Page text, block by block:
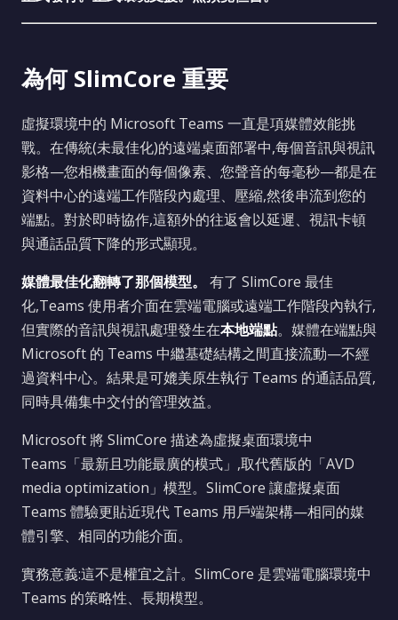
為何 SlimCore 重要
虛擬環境中的 Microsoft Teams 一直是項媒體效能挑
戰。在傳統(未最佳化)的遠端桌面部署中,每個音訊與視訊
影格—您相機畫面的每個像素、您聲音的每毫秒—都是在
資料中心的遠端工作階段內處理、壓縮,然後串流到您的
端點。對於即時協作,這額外的往返會以延遲、視訊卡頓
與通話品質下降的形式顯現。
媒體最佳化翻轉了那個模型。
有了 SlimCore 最佳
化,Teams 使用者介面在雲端電腦或遠端工作階段內執行,
但實際的音訊與視訊處理發生在本地端點。媒體在端點與
Microsoft 的 Teams 中繼基礎結構之間直接流動—不經
過資料中心。結果是可媲美原生執行 Teams 的通話品質,
同時具備集中交付的管理效益。
Microsoft 將 SlimCore 描述為虛擬桌面環境中
Teams「最新且功能最廣的模式」,取代舊版的「AVD
media optimization」模型。SlimCore 讓虛擬桌面
Teams 體驗更貼近現代 Teams 用戶端架構—相同的媒
體引擎、相同的功能介面。
實務意義:這不是權宜之計。SlimCore 是雲端電腦環境中
Teams 的策略性、長期模型。